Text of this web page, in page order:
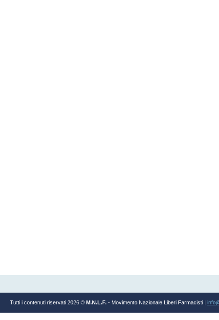
Tutti i contenuti riservati 2026 © M.N.L.F. - Movimento Nazionale Liberi Farmacisti |